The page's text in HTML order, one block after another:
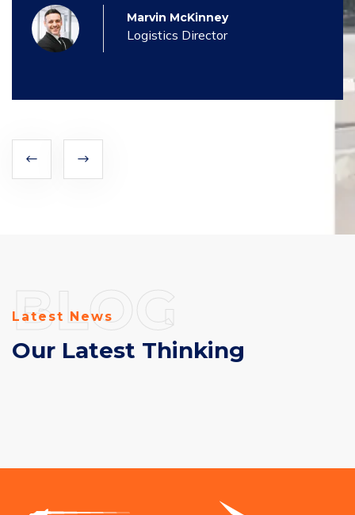
Marvin McKinney
Logistics Director
BLOG
Latest News
Our Latest Thinking